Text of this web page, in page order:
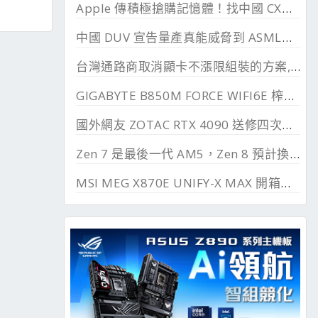
Apple 傳積極搶購記憶體！找中國 CXMT 談價格碰壁
中國 DUV 宣告量產真能威脅到 ASML？外媒稱相差甚遠
台灣通路商取消顯卡不漲限組裝的方案, 直漲 20~45%
GIGABYTE B850M FORCE WIFI6E 榨乾長鑫24G DDR
國外網友 ZOTAC RTX 4090 送修四次最後換來 RTX 5090
Zen 7 是最後一代 AM5，Zen 8 預計換上 AM6 支援 DDR6、PCIe 6.0
MSI MEG X870E UNIFY-X MAX 開箱測試, 2 DIMM 的超頻優化